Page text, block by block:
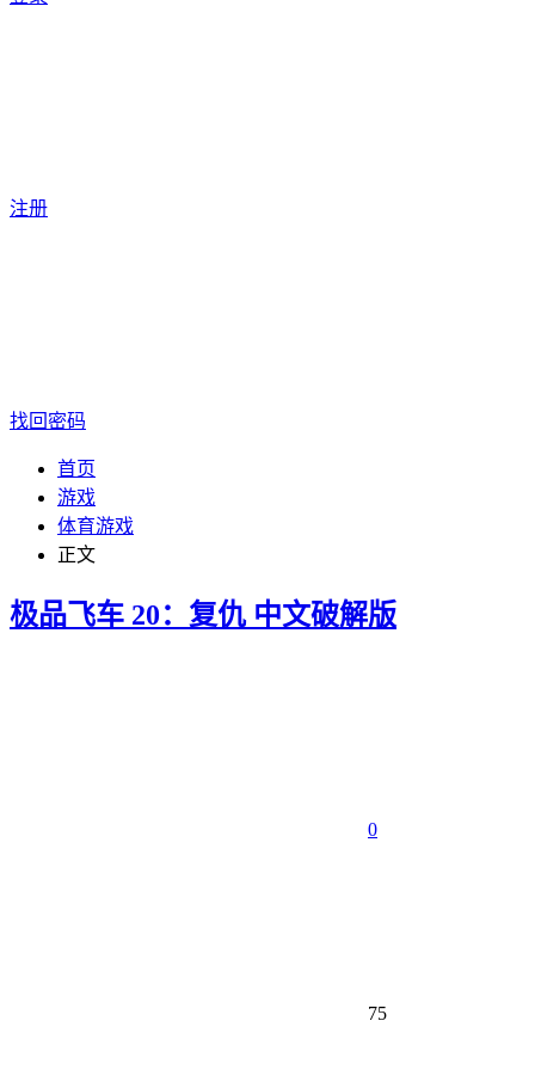
注册
找回密码
首页
游戏
体育游戏
正文
极品飞车 20：复仇 中文破解版
0
75